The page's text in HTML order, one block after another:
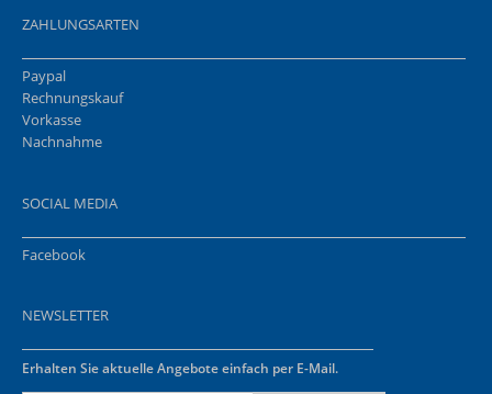
ZAHLUNGSARTEN
Paypal
Rechnungskauf
Vorkasse
Nachnahme
SOCIAL MEDIA
Facebook
NEWSLETTER
Erhalten Sie aktuelle Angebote einfach per E-Mail.